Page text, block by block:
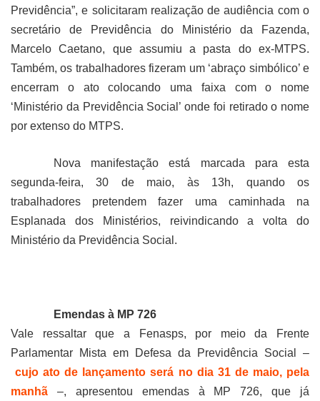
Previdência”, e solicitaram realização de audiência com o
secretário de Previdência do Ministério da Fazenda,
Marcelo Caetano, que assumiu a pasta do ex-MTPS.
Também, os trabalhadores fizeram um ‘abraço simbólico’ e
encerram o ato colocando uma faixa com o nome
‘Ministério da Previdência Social’ onde foi retirado o nome
por extenso do MTPS.
Nova manifestação está marcada para esta
segunda-feira, 30 de maio, às 13h, quando os
trabalhadores pretendem fazer uma caminhada na
Esplanada dos Ministérios, reivindicando a volta do
Ministério da Previdência Social.
Emendas à MP 726
Vale ressaltar que a Fenasps, por meio da Frente
Parlamentar Mista em Defesa da Previdência Social –
cujo ato de lançamento será no dia 31 de maio, pela
manhã –, apresentou emendas à MP 726, que já